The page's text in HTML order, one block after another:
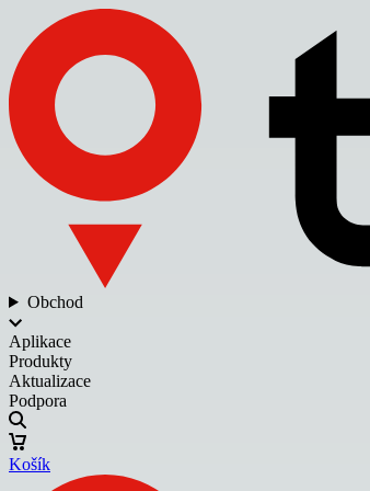
Obchod
Aplikace
Produkty
Aktualizace
Podpora
Košík